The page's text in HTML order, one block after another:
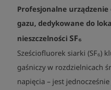
Temperatura pracy: -10°C do 50°C
Wymiary: około 200 × 100 × 87 mm
Waga: około 1100 g
Profesjonalne
gazu, dedykowane do
nieszczelności SF₆
Sześciofluorek siarki (SF₆)
gaśniczy w rozdzielnicach
napięcia – jest